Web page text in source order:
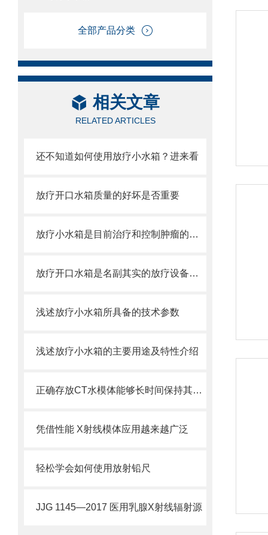
全部产品分类
相关文章
RELATED ARTICLES
还不知道如何使用放疗小水箱？进来看
放疗开口水箱质量的好坏是否重要
放疗小水箱是目前治疗和控制肿瘤的主要方法之一
放疗开口水箱是名副其实的放疗设备的守护神器
浅述放疗小水箱所具备的技术参数
浅述放疗小水箱的主要用途及特性介绍
正确存放CT水模体能够长时间保持其形状和质量
凭借性能 X射线模体应用越来越广泛
轻松学会如何使用放射铅尺
JJG 1145—2017 医用乳腺X射线辐射源